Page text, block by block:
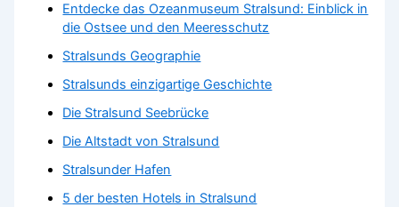
Entdecke das Ozeanmuseum Stralsund: Einblick in
die Ostsee und den Meeresschutz
Stralsunds Geographie
Stralsunds einzigartige Geschichte
Die Stralsund Seebrücke
Die Altstadt von Stralsund
Stralsunder Hafen
5 der besten Hotels in Stralsund